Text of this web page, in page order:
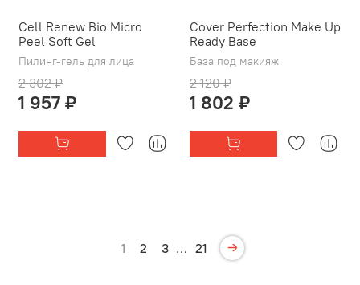
Cell Renew Bio Micro
Peel Soft Gel
Пилинг-гель для лица
2 302 ₽
1 957 ₽
Cover Perfection Make Up
Ready Base
База под макияж
2 120 ₽
1 802 ₽
1 2 3 … 21